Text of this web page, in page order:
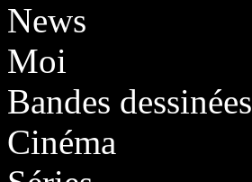
News
Moi
Bandes dessinées
Cinéma